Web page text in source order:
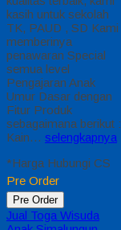
kasih untuk sekolah
TK, PAUD , SD Kami
memberinya
penawaran Special
semua level
Pengajaran Anak
Umur Dasar dengan
Fitur Produk
sebagaimana berikut :
Kain… selengkapnya
*Harga Hubungi CS
Pre Order
Pre Order
Jual Toga Wisuda